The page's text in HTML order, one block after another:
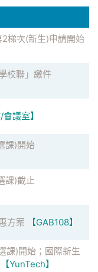
梯次(新生)申請開始
校聯」繳件
議室】
課)開始
課)截止
方案 【GAB108】
課)開始；國際新生
【YunTech】